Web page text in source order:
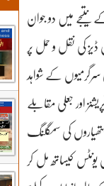
کی جس کے نتیجے میں دو جوان
کی نقل و حمل پر
سرگرمیوں کے شواہد
اور جعلی مقابلے
دیگریونٹس کو منشیات اور ہتھیاروں کی سمگلنگ
کیساتھ مل کر